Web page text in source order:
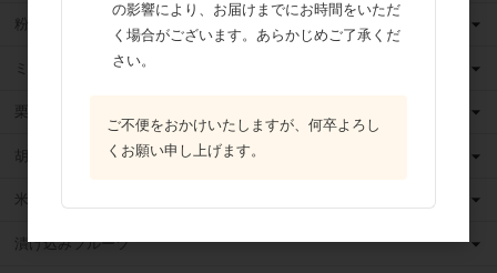
粉 乳
ミックス粉
栗・芋・かぼちゃ
胡麻
米粉
漬け込みフルーツ
の影響により、お届けまでにお時間をいただ
く場合がございます。あらかじめご了承くだ
さい。
ご不便をおかけいたしますが、何卒よろし
くお願い申し上げます。